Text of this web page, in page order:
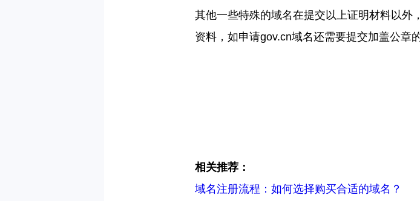
其他一些特殊的域名在提交以上证明材料以外
资料，如申请gov.cn域名还需要提交加盖公章
相关推荐：
域名注册流程：如何选择购买合适的域名？